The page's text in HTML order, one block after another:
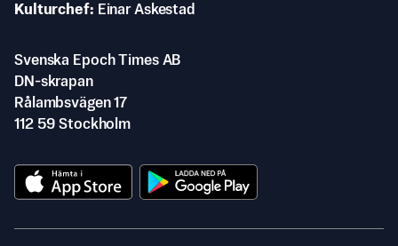
Kulturchef
Einar Askestad
Svenska Epoch Times AB
DN-skrapan
Rålambsvägen 17
112 59 Stockholm